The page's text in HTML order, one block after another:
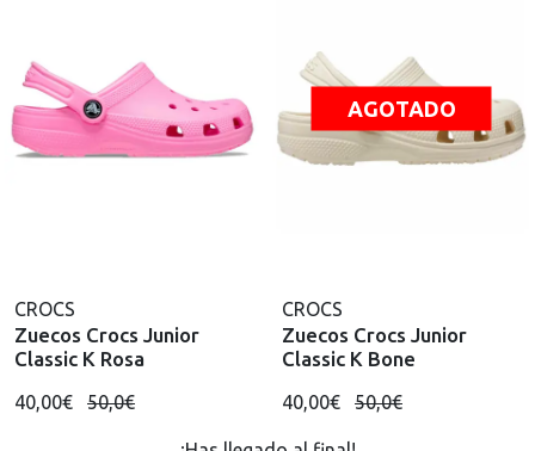
CROCS
Zuecos Crocs Junior
Classic K Rosa
40,00€ 50,0€
AGOTADO
CROCS
Zuecos Crocs Junior
Classic K Bone
40,00€ 50,0€